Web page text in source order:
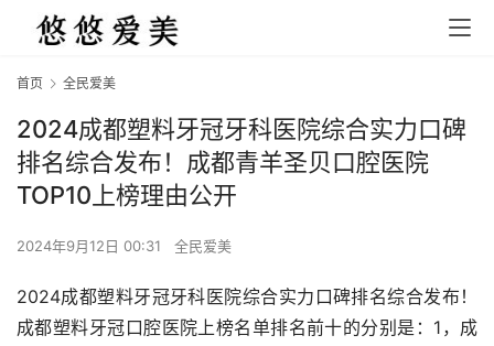
首页 全民爱美
2024成都塑料牙冠牙科医院综合实力口碑
排名综合发布！成都青羊圣贝口腔医院
TOP10上榜理由公开
2024年9月12日 00:31 全民爱美
2024成都塑料牙冠牙科医院综合实力口碑排名综合发布！
成都塑料牙冠口腔医院上榜名单排名前十的分别是：1，成